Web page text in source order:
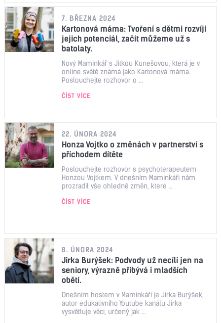
7. BŘEZNA 2024
Kartonová máma: Tvoření s dětmi rozvíjí
jejich potenciál, začít můžeme už s
batolaty.
Nový Maminkář s Jitkou Kunešovou, která je v
online světě známá jako Kartonová máma.
Poslouchejte rozhovor o ...
ČÍST VÍCE
22. ÚNORA 2024
Honza Vojtko o změnách v partnerství s
příchodem dítěte
Poslouchejte rozhovor s psychoterapeutem
Honzou Vojtkem. V dnešním Maminkáři nám
prozradil vše ohledně změn, které ...
ČÍST VÍCE
8. ÚNORA 2024
Jirka Burýšek: Podvody už necílí jen na
seniory, výrazně přibývá i mladších
obětí.
Dnešním hostem v Maminkáři je Jirka Burýšek,
autor edukativního Youtube kanálu Jirka
vysvětluje věci, určený jak ...